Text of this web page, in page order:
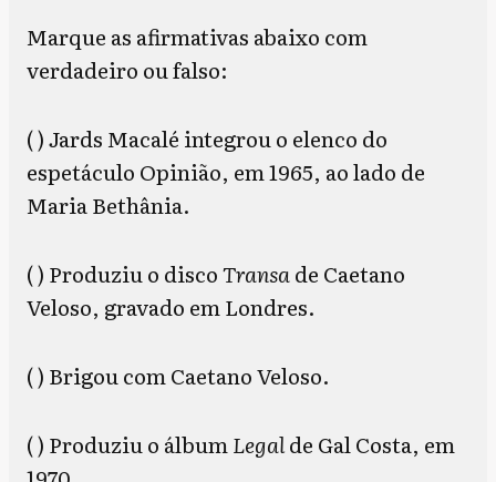
Marque as afirmativas abaixo com
verdadeiro ou falso:
( ) Jards Macalé integrou o elenco do
espetáculo Opinião, em 1965, ao lado de
Maria Bethânia.
( ) Produziu o discoTransade Caetano
Veloso, gravado em Londres.
( ) Brigou com Caetano Veloso.
( ) Produziu o álbumLegalde Gal Costa, em